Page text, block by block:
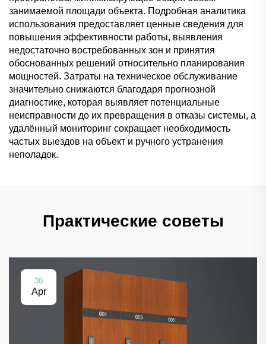
занимаемой площади объекта. Подробная аналитика
использования предоставляет ценные сведения для
повышения эффективности работы, выявления
недостаточно востребованных зон и принятия
обоснованных решений относительно планирования
мощностей. Затраты на техническое обслуживание
значительно снижаются благодаря прогнозной
диагностике, которая выявляет потенциальные
неисправности до их превращения в отказы системы, а
удалённый мониторинг сокращает необходимость
частых выездов на объект и ручного устранения
неполадок.
Практические советы
30
Apr